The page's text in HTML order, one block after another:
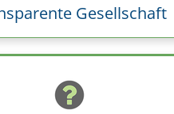
Gesellschaft